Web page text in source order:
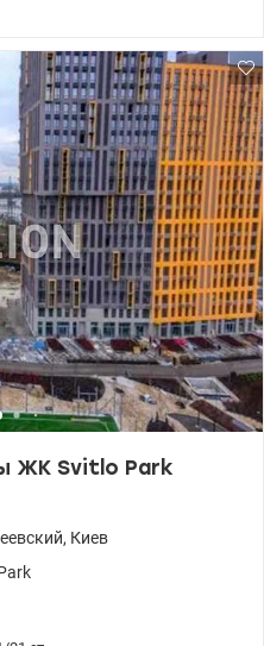
ЖК Svitlo Park
, Киев